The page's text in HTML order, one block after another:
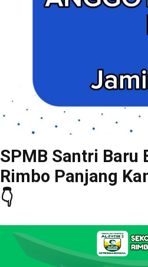
SPMB Santri Baru
Rimbo Panjang
👇